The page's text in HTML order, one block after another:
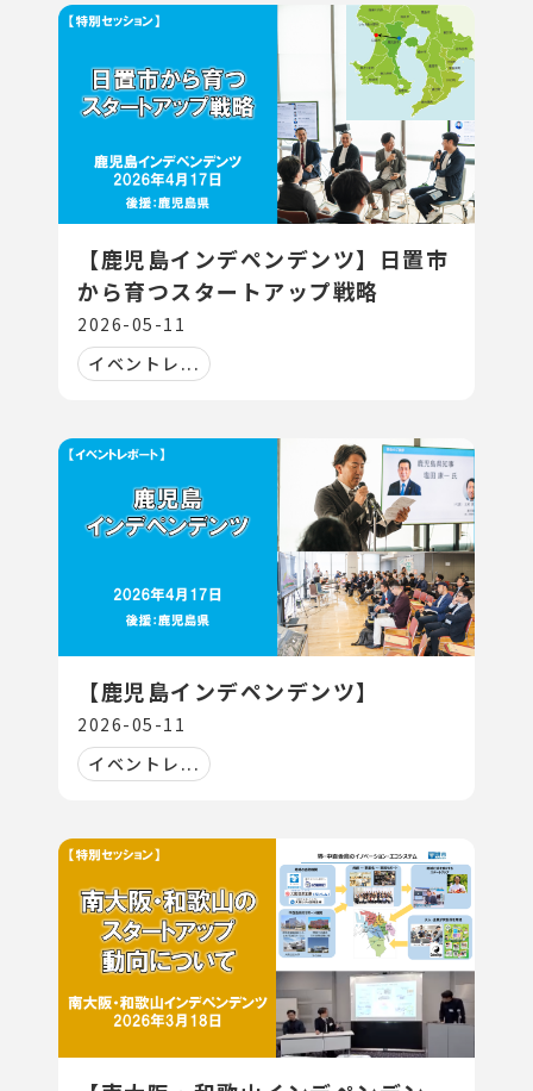
【鹿児島インデペンデンツ】日置市
から育つスタートアップ戦略
2026-05-11
イベントレ...
【鹿児島インデペンデンツ】
2026-05-11
イベントレ...